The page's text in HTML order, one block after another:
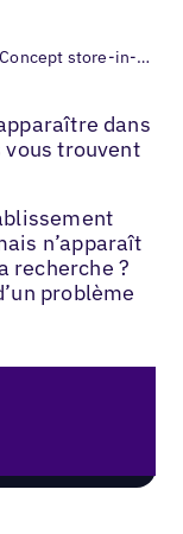
Concept store-in-store pour les fiches
dans
vous trouvent
n’apparaît
recherche ?
problème